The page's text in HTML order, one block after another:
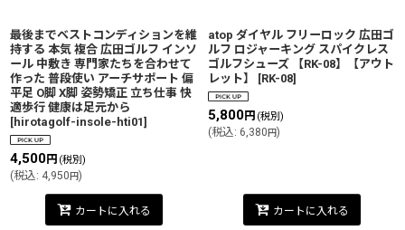
最後までベストコンディションを維
持する 本気 複合 広田ゴルフ インソ
ール 中敷き 専門家たちを合わせて
作った 普段使い アーチサポート 偏
平足 O脚 X脚 姿勢矯正 立ち仕事 快
適歩行 健康は足元から
[hirotagolf-insole-hti01]
4,500円 (税別)
(税込: 4,950 円)
カートに入れる
atop ダイヤル フリーロック 広田ゴ
ルフ ロジャーキング スパイクレス
ゴルフシューズ 【RK-08】【アウト
レット】
[RK-08]
5,800円 (税別)
(税込: 6,380 円)
カートに入れる